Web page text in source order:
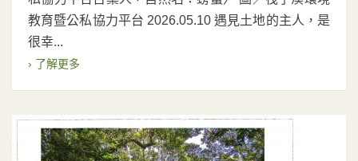
教育暨公私協力平台 2026.05.10 遇見土地的主人，是
很幸...
› 了解更多